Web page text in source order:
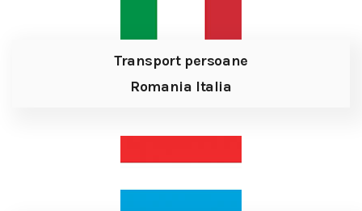
Transport persoane
Romania Italia